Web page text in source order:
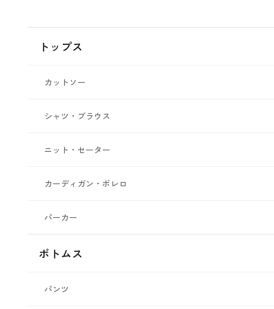
トップス
カットソー
シャツ・ブラウス
ニット・セーター
カーディガン・ボレロ
パーカー
ボトムス
パンツ